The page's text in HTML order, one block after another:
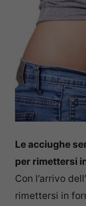
Le acciughe
per rimettersi
Con l’arrivo
rimettersi in